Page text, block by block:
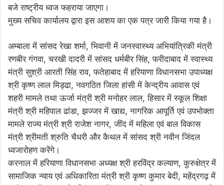
बजे राष्ट्रीय ध्वज फहराया जाएगा।
मुख्य सचिव कार्यालय द्वारा इस आशय का एक पत्र जारी किया गया है।
अम्बाला में सांसद रेखा शर्मा, भिवानी में जनस्वास्थ्य अभियांत्रिकी मंत्री
रणबीर गंगवा, चरखी दादरी में सांसद धर्मबीर सिंह, फरीदाबाद में स्वास्थ्य
मंत्री सुश्री आरती सिंह राव, फतेहाबाद में हरियाणा विधानसभा उपाध्यक्ष
श्री कृष्ण लाल मिड्ढा, नवगठित जिला हांसी में केन्द्रीय आवास एवं
शहरी मामले तथा ऊर्जा मंत्री श्री मनोहर लाल, हिसार में स्कूल शिक्षा
मंत्री श्री महिपाल ढांडा, झज्जर में खाद्य, नागरिक आपूर्ति एवं उपभोक्ता
मामले राज्य मंत्री श्री राजेश नागर, जींद में महिला एवं बाल विकास
मंत्री श्रीमती श्रुति चैधरी और कैथल में सांसद श्री नवीन जिंदल
ध्वजारोहण करेंगे।
करनाल में हरियाणा विधानसभा अध्यक्ष श्री हरविंद्र कल्याण, कुरुक्षेत्र में
सामाजिक न्याय एवं अधिकारिता मंत्री श्री कृष्ण कुमार बेदी, महेंद्रगढ़ में